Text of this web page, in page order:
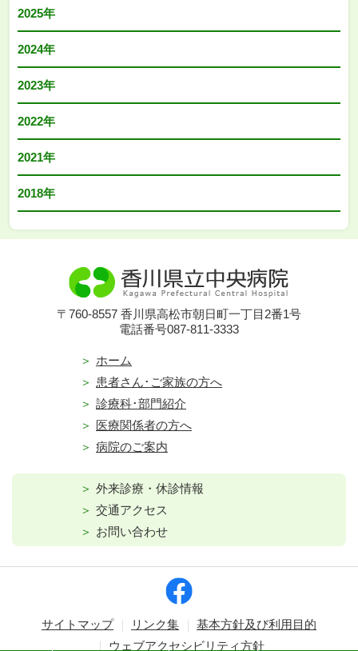
2025年
2024年
2023年
2022年
2021年
2018年
〒760-8557 香川県高松市朝日町一丁目2番1号
電話番号087-811-3333
ホーム
患者さん･ご家族の方へ
診療科･部門紹介
医療関係者の方へ
病院のご案内
外来診療・休診情報
交通アクセス
お問い合わせ
サイトマップ リンク集
基本方針及び利用目的
ウェブアクセシビリティ方針